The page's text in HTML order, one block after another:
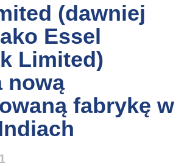
(dawniej
Essel
Limited)
nową
fabrykę w